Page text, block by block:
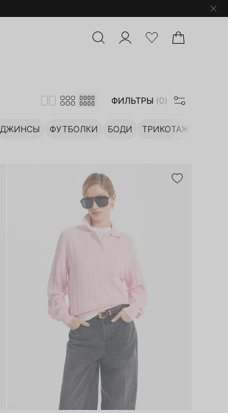
ФИЛЬТРЫ (0)
ДЖИНСЫ ФУТБОЛКИ БОДИ ТРИКОТАЖ